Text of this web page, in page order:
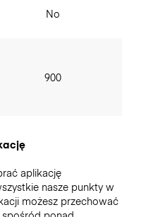
No
900
aplikację
nasze punkty w
możesz przechować